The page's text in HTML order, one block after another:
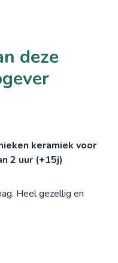
deze
keramiek voor
2 uur (+15j)
Heel gezellig en